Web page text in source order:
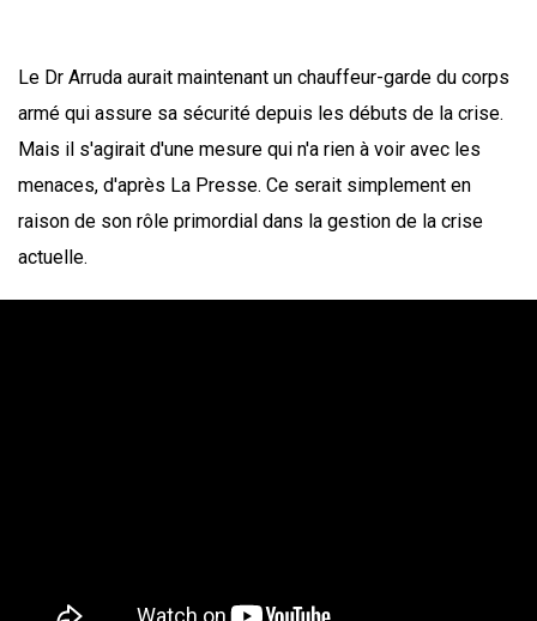
Le Dr Arruda aurait maintenant un chauffeur-garde du corps
armé qui assure sa sécurité depuis les débuts de la crise.
Mais il s'agirait d'une mesure qui n'a rien à voir avec les
menaces, d'après La Presse. Ce serait simplement en
raison de son rôle primordial dans la gestion de la crise
actuelle.